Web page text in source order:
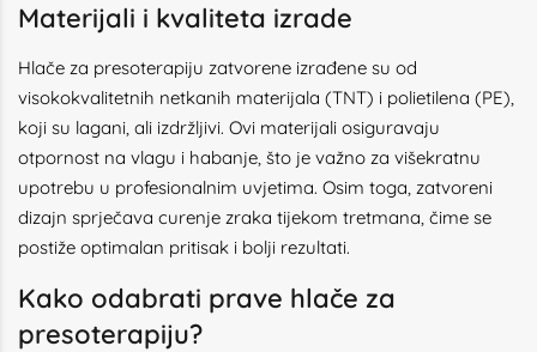
Materijali i kvaliteta izrade
Hlače za presoterapiju zatvorene izrađene su od
visokokvalitetnih netkanih materijala (TNT) i polietilena (PE),
koji su lagani, ali izdržljivi. Ovi materijali osiguravaju
otpornost na vlagu i habanje, što je važno za višekratnu
upotrebu u profesionalnim uvjetima. Osim toga, zatvoreni
dizajn sprječava curenje zraka tijekom tretmana, čime se
postiže optimalan pritisak i bolji rezultati.
Kako odabrati prave hlače za
presoterapiju?